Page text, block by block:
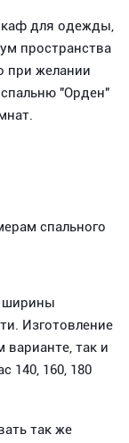
для одежды,
пространства
при желании
"Орден"
спального
ширины
Изготовление
так и
140, 160, 180
так же